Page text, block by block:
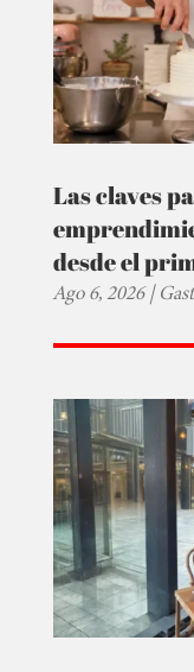
Las claves
desde el
Ago 6, 2026|